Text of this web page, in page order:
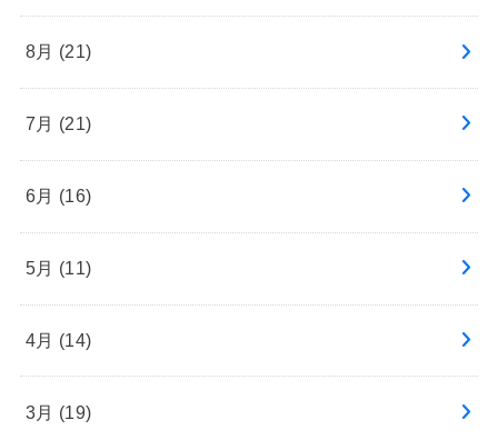
8月 (21)
7月 (21)
6月 (16)
5月 (11)
4月 (14)
3月 (19)